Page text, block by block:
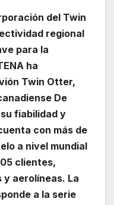
del Twin
regional
para la
ha
Twin Otter,
De
fiabilidad y
con más de
a nivel mundial
clientes,
y aerolíneas. La
a la serie